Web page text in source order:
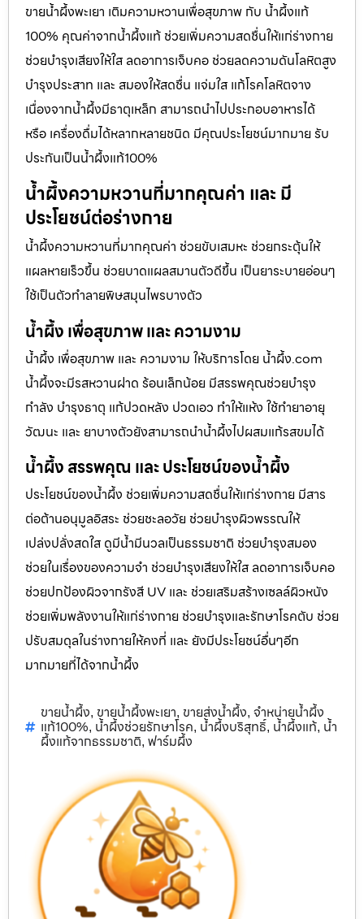
ขายน้ำผึ้งพะเยา เติมความหวานเพื่อสุขภาพ กับ น้ำผึ้งแท้
100% คุณค่าจากน้ำผึ้งแท้ ช่วยเพิ่มความสดชื่นให้แก่ร่างกาย
ช่วยบำรุงเสียงให้ใส ลดอาการเจ็บคอ ช่วยลดความดันโลหิตสูง
บำรุงประสาท และ สมองให้สดชื่น แจ่มใส แก้โรคโลหิตจาง
เนื่องจากน้ำผึ้งมีธาตุเหล็ก สามารถนำไปประกอบอาหารได้
หรือ เครื่องดื่มได้หลากหลายชนิด มีคุณประโยชน์มากมาย รับ
ประกันเป็นน้ำผึ้งแท้100%
น้ำผึ้งความหวานที่มากคุณค่า และ มี
ประโยชน์ต่อร่างกาย
น้ำผึ้งความหวานที่มากคุณค่า ช่วยขับเสมหะ ช่วยกระตุ้นให้
แผลหายเร็วขึ้น ช่วยบาดแผลสมานตัวดีขึ้น เป็นยาระบายอ่อนๆ
ใช้เป็นตัวทำลายพิษสมุนไพรบางตัว
น้ำผึ้ง เพื่อสุขภาพ และ ความงาม
น้ำผึ้ง เพื่อสุขภาพ และ ความงาม ให้บริการโดย น้ำผึ้ง.com
น้ำผึ้งจะมีรสหวานฝาด ร้อนเล็กน้อย มีสรรพคุณช่วยบำรุง
กำลัง บำรุงธาตุ แก้ปวดหลัง ปวดเอว ทำให้แห้ง ใช้ทำยาอายุ
วัฒนะ และ ยาบางตัวยังสามารถนำน้ำผึ้งไปผสมแก้รสขมได้
น้ำผึ้ง สรรพคุณ และ ประโยชน์ของน้ำผึ้ง
ประโยชน์ของน้ำผึ้ง ช่วยเพิ่มความสดชื่นให้แก่ร่างกาย มีสาร
ต่อต้านอนุมูลอิสระ ช่วยชะลอวัย ช่วยบำรุงผิวพรรณให้
เปล่งปลั่งสดใส ดูมีน้ำมีนวลเป็นธรรมชาติ ช่วยบำรุงสมอง
ช่วยในเรื่องของความจำ ช่วยบำรุงเสียงให้ใส ลดอาการเจ็บคอ
ช่วยปกป้องผิวจากรังสี UV และ ช่วยเสริมสร้างเซลล์ผิวหนัง
ช่วยเพิ่มพลังงานให้แก่ร่างกาย ช่วยบำรุงและรักษาโรคตับ ช่วย
ปรับสมดุลในร่างกายให้คงที่ และ ยังมีประโยชน์อื่นๆอีก
มากมายที่ได้จากน้ำผึ้ง
ขายน้ำผึ้ง, ขายน้ำผึ้งพะเยา, ขายส่งน้ำผึ้ง, จำหน่ายน้ำผึ้ง
แท้100%, น้ำผึ้งช่วยรักษาโรค, น้ำผึ้งบริสุทธิ์, น้ำผึ้งแท้, น้ำ
ผึ้งแท้จากธรรมชาติ, ฟาร์มผึ้ง